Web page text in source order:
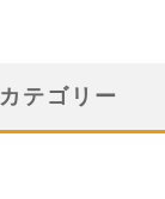
カテゴリー